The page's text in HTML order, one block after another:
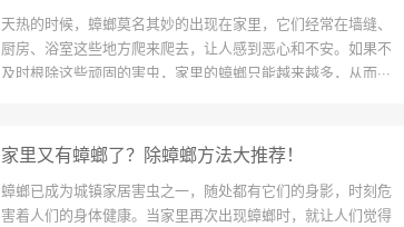
天热的时候，蟑螂莫名其妙的出现在家里，它们经常在墙缝、
厨房、浴室这些地方爬来爬去，让人感到恶心和不安。如果不
及时根除这些顽固的害虫，家里的蟑螂只能越来越多，从而···
家里又有蟑螂了？除蟑螂方法大推荐！
蟑螂已成为城镇家居害虫之一，随处都有它们的身影，时刻危
害着人们的身体健康。当家里再次出现蟑螂时，就让人们觉得